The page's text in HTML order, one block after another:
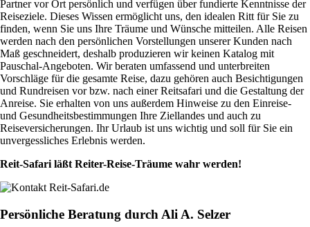
Partner vor Ort persönlich und verfügen über fundierte Kenntnisse der
Reiseziele. Dieses Wissen ermöglicht uns, den idealen Ritt für Sie zu
finden, wenn Sie uns Ihre Träume und Wünsche mitteilen. Alle Reisen
werden nach den persönlichen Vorstellungen unserer Kunden nach
Maß geschneidert, deshalb produzieren wir keinen Katalog mit
Pauschal-Angeboten. Wir beraten umfassend und unterbreiten
Vorschläge für die gesamte Reise, dazu gehören auch Besichtigungen
und Rundreisen vor bzw. nach einer Reitsafari und die Gestaltung der
Anreise. Sie erhalten von uns außerdem Hinweise zu den Einreise-
und Gesundheitsbestimmungen Ihre Ziellandes und auch zu
Reiseversicherungen. Ihr Urlaub ist uns wichtig und soll für Sie ein
unvergessliches Erlebnis werden.
Reit-Safari läßt Reiter-Reise-Träume wahr werden!
Persönliche Beratung durch Ali A. Selzer